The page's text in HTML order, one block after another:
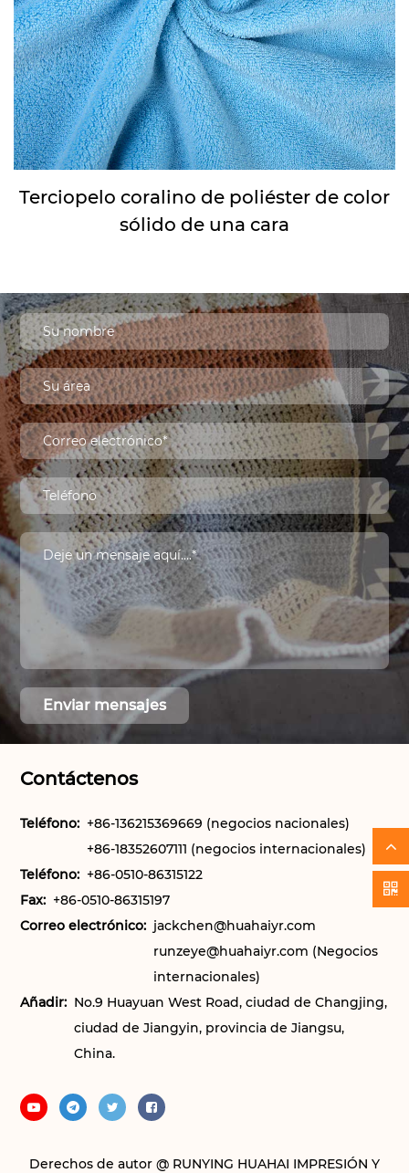
Terciopelo coralino de poliéster de color
sólido de una cara
Contáctenos
Teléfono: +86-136215369669 (negocios nacionales)
+86-18352607111 (negocios internacionales)
Teléfono: +86-0510-86315122
Fax: +86-0510-86315197
Correo electrónico: jackchen@huahaiyr.com
runzeye@huahaiyr.com (Negocios
internacionales)
Añadir: No.9 Huayuan West Road, ciudad de Changjing,
ciudad de Jiangyin, provincia de Jiangsu,
China.
Derechos de autor @ RUNYING HUAHAI IMPRESIÓN Y